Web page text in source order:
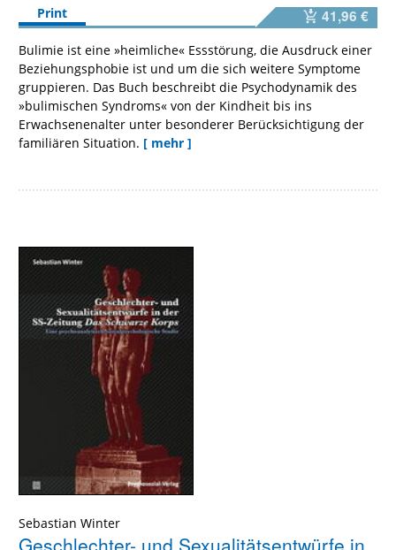
Print
41,96 €
Bulimie ist eine »heimliche« Essstörung, die Ausdruck einer
Beziehungsphobie ist und um die sich weitere Symptome
gruppieren. Das Buch beschreibt die Psychodynamik des
»bulimischen Syndroms« von der Kindheit bis ins
Erwachsenenalter unter besonderer Berücksichtigung der
familiären Situation. [ mehr ]
Sebastian Winter
Geschlechter- und Sexualitätsentwürfe in